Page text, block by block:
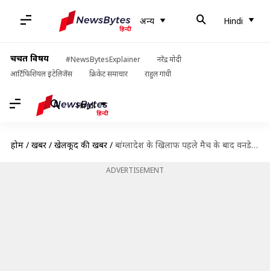
अन्य Hindi
चर्चित विषय #NewsBytesExplainer
नरेंद्र मोदी
आर्टिफिशियल इंटेलिजेंस
क्रिकेट समाचार राहुल गांधी
Hindi
होम / खबरें / खेलकूद की खबरें / बांग्लादेश के खिलाफ पहले मैच के बाद वनडे क्रिकेट को अलविदा कह देंगे लसिथ मलिंगा
ADVERTISEMENT